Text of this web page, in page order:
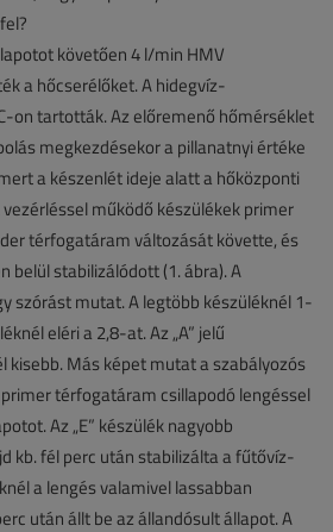
követően 4 l/min HMV
a hőcserélőket. A hidegvíz-
on tartották. Az előremenő hőmérséklet
megkezdésekor a pillanatnyi értéke
a készenlét ideje alatt a hőközponti
működő készülékek primer
térfogatáram változását követte, és
belül stabilizálódott (1. ábra). A
szórást mutat. A legtöbb készüléknél 1-
eléri a 2,8-at. Az „A” jelű
kisebb. Más képet mutat a szabályozós
térfogatáram csillapodó lengéssel
Az „E” készülék nagyobb
kb. fél perc után stabilizálta a fűtővíz-
a lengés valamivel lassabban
után állt be az állandósult állapot. A